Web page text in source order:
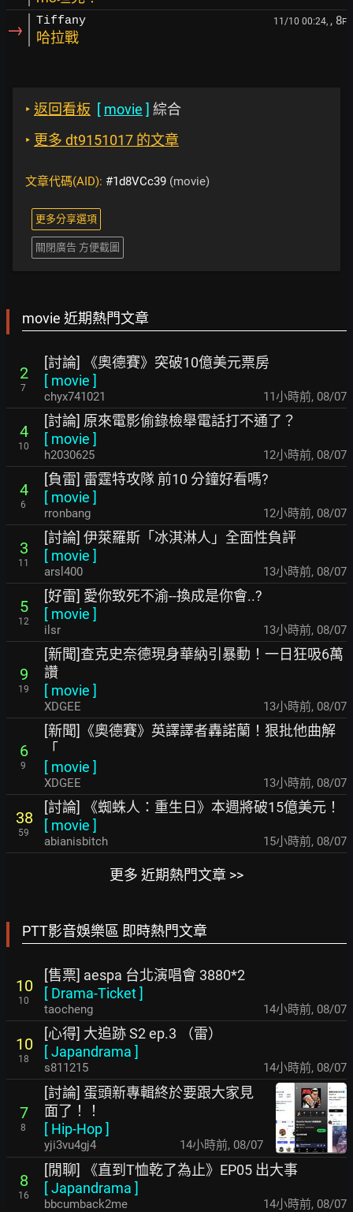
→ Tiffany 11/10 00:24, , 8F
哈拉戰
‣ 返回看板 [ movie ] 綜合
‣ 更多 dt9151017 的文章
文章代碼(AID): #1d8VCc39 (movie)
更多分享選項
關閉廣告 方便截圖
movie 近期熱門文章
2
7
[討論] 《奧德賽》突破10億美元票房
[ movie ]
chyx741021 11小時前, 08/07
4
10
[討論] 原來電影偷錄檢舉電話打不通了？
[ movie ]
h2030625 12小時前, 08/07
4
6
[負雷] 雷霆特攻隊 前10 分鐘好看嗎?
[ movie ]
rronbang 12小時前, 08/07
3
11
[討論] 伊萊羅斯「冰淇淋人」全面性負評
[ movie ]
arsl400 13小時前, 08/07
5
12
[好雷] 愛你致死不渝--換成是你會..?
[ movie ]
ilsr 13小時前, 08/07
9
19
[新聞]查克史奈德現身華納引暴動！一日狂吸6萬
讚
[ movie ]
XDGEE 13小時前, 08/07
6
9
[新聞]《奧德賽》英譯譯者轟諾蘭！狠批他曲解
「
[ movie ]
XDGEE 13小時前, 08/07
38
59
[討論] 《蜘蛛人：重生日》本週將破15億美元！
[ movie ]
abianisbitch 15小時前, 08/07
更多 近期熱門文章 >>
PTT影音娛樂區 即時熱門文章
10
10
[售票] aespa 台北演唱會 3880*2
[ Drama-Ticket]
taocheng 14小時前, 08/07
10
18
[心得] 大追跡 S2 ep.3 （雷）
[Japandrama ]
s811215 14小時前, 08/07
7
8
[討論] 蛋頭新專輯終於要跟大家見
面了！！
[ Hip-Hop]
yji3vu4gj4 14小時前, 08/07
8
16
[閒聊] 《直到T恤乾了為止》EP05 出大事
[Japandrama ]
bbcumback2me 14小時前, 08/07